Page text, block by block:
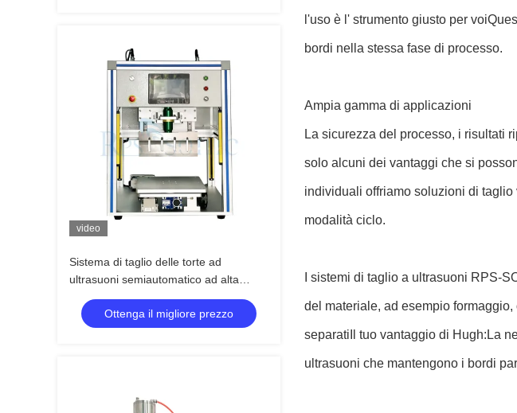
video
Sistema di taglio delle torte ad
ultrasuoni semiautomatico ad alta
efficienza coltello ad ultrasuoni per
macchina da forno
Ottenga il migliore prezzo
l'uso è l' strumento giusto per
bordi nella stessa fase di processo.
Ampia gamma di applicazioni
La sicurezza del processo, i risultati
solo alcuni dei vantaggi che si
individuali offriamo soluzioni di
modalità ciclo.
I sistemi di taglio a ultrasuoni RPS-
del materiale, ad esempio
separatiIl tuo vantaggio di Hugh:La
ultrasuoni che mantengono i bordi